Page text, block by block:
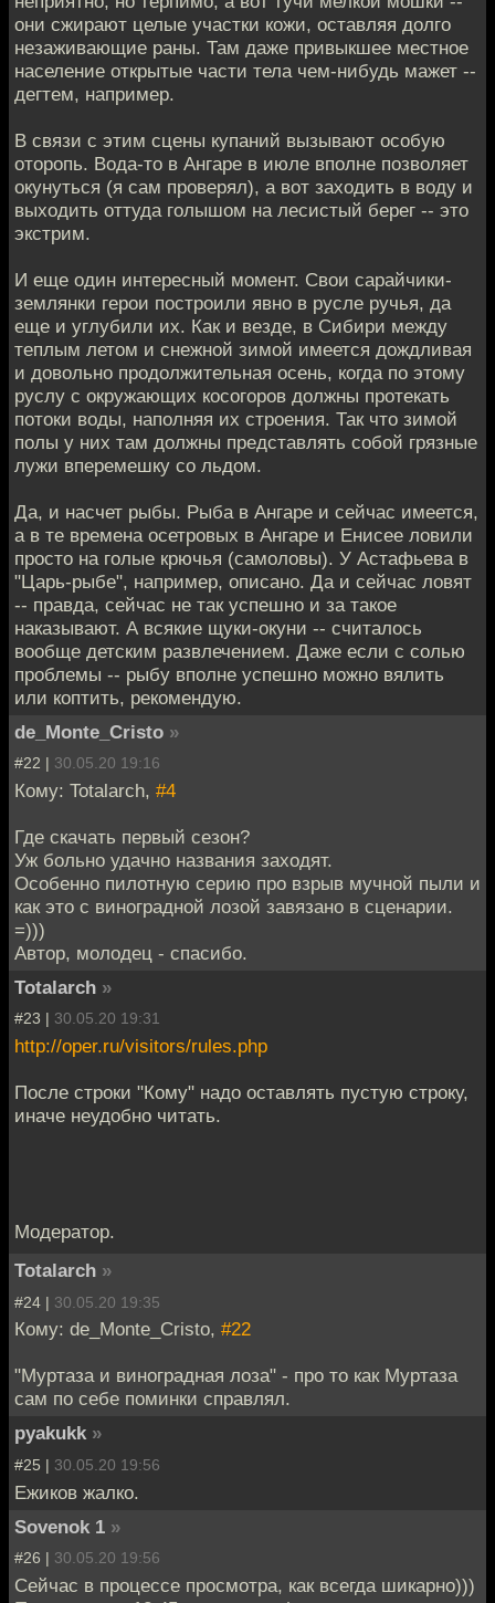
они сжирают целые участки кожи, оставляя долго
незаживающие раны. Там даже привыкшее местное
население открытые части тела чем-нибудь мажет --
дегтем, например.
В связи с этим сцены купаний вызывают особую
оторопь. Вода-то в Ангаре в июле вполне позволяет
окунуться (я сам проверял), а вот заходить в воду и
выходить оттуда голышом на лесистый берег -- это
экстрим.
И еще один интересный момент. Свои сарайчики-
землянки герои построили явно в русле ручья, да
еще и углубили их. Как и везде, в Сибири между
теплым летом и снежной зимой имеется дождливая
и довольно продолжительная осень, когда по этому
руслу с окружающих косогоров должны протекать
потоки воды, наполняя их строения. Так что зимой
полы у них там должны представлять собой грязные
лужи вперемешку со льдом.
Да, и насчет рыбы. Рыба в Ангаре и сейчас имеется,
а в те времена осетровых в Ангаре и Енисее ловили
просто на голые крючья (самоловы). У Астафьева в
"Царь-рыбе", например, описано. Да и сейчас ловят
-- правда, сейчас не так успешно и за такое
наказывают. А всякие щуки-окуни -- считалось
вообще детским развлечением. Даже если с солью
проблемы -- рыбу вполне успешно можно вялить
или коптить, рекомендую.
de_Monte_Cristo »
#22 | 30.05.20 19:16
Кому: Totalarch, #4
Где скачать первый сезон?
Уж больно удачно названия заходят.
Особенно пилотную серию про взрыв мучной пыли и
как это с виноградной лозой завязано в сценарии.
=)))
Автор, молодец - спасибо.
Totalarch »
#23 | 30.05.20 19:31
http://oper.ru/visitors/rules.php
После строки "Кому" надо оставлять пустую строку,
иначе неудобно читать.
Модератор.
Totalarch »
#24 | 30.05.20 19:35
Кому: de_Monte_Cristo, #22
"Муртаза и виноградная лоза" - про то как Муртаза
сам по себе поминки справлял.
pyakukk »
#25 | 30.05.20 19:56
Ежиков жалко.
Sovenok 1 »
#26 | 30.05.20 19:56
Сейчас в процессе просмотра, как всегда шикарно)))